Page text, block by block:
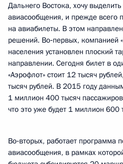
Дальнего Востока, хочу выделить
авиасообщения, и прежде всего
на авиабилеты. В этом
решений. Во‑первых, компанией
населения установлен плоский
направлении. Сегодня билет в
«Аэрофлот» стоит 12 тысяч
тысяч рублей. В 2015 году
1 миллион 400 тысяч
что это уже будет 1 миллион 600
Во‑вторых, работает программа
авиасообщения, в рамках